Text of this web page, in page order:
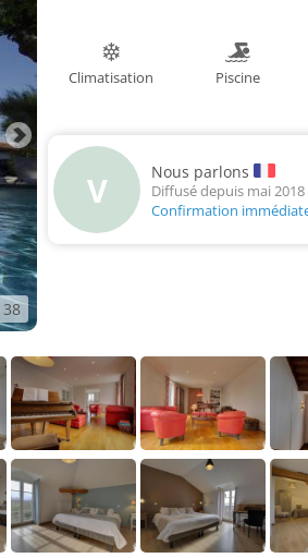
Climatisation Piscine
V Nous parlons
Diffusé depuis mai 2018
Confirmation